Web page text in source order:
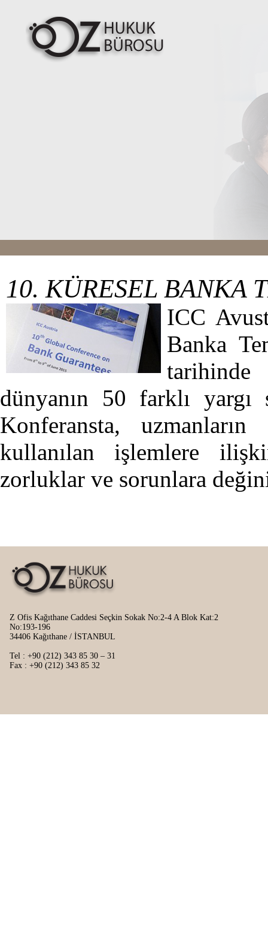
10. KÜRESEL BANKA
ICC
Banka
tarihinde
dünyanın 50 farklı yargı
Konferansta,
kullanılan işlemlere
zorluklar ve sorunlara
Z Ofis Kağıthane Caddesi Seçkin Sokak No:2-4 A Blok Kat:2
No:193-196
34406 Kağıthane / İSTANBUL
Tel : +90 (212) 343 85 30 – 31
Fax : +90 (212) 343 85 32